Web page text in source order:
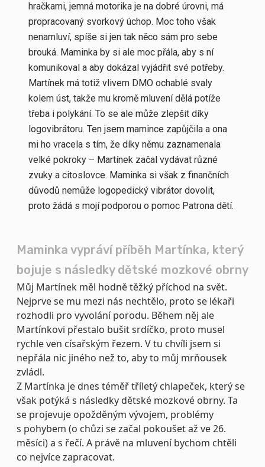
hračkami, jemná motorika je na dobré úrovni, má
propracovaný svorkový úchop. Moc toho však
nenamluví, spíše si jen tak něco sám pro sebe
brouká. Maminka by si ale moc přála, aby s ní
komunikoval a aby dokázal vyjádřit své potřeby.
Martínek má totiž vlivem DMO ochablé svaly
kolem úst, takže mu kromě mluvení dělá potíže
třeba i polykání. To se ale může zlepšit díky
logovibrátoru. Ten jsem mamince zapůjčila a ona
mi ho vracela s tím, že díky němu zaznamenala
velké pokroky – Martínek začal vydávat různé
zvuky a citoslovce. Maminka si však z finančních
důvodů nemůže logopedický vibrátor dovolit,
proto žádá s mojí podporou o pomoc Patrona dětí.
Maminka vypráví příběh Martínka, který
bojuje s následky dětské mozkové obrny
Můj Martínek měl hodně těžký příchod na svět.
Nejprve se mu mezi nás nechtělo, proto se lékaři
rozhodli pro vyvolání porodu. Během něj ale
Martínkovi přestalo bušit srdíčko, proto musel
rychle ven císařským řezem. V tu chvíli jsem si
nepřála nic jiného než to, aby to můj mrňousek
zvládl.
Z Martínka je dnes téměř tříletý chlapeček, který se
však potýká s následky dětské mozkové obrny. Ta
se projevuje opožděným vývojem, problémy
s pohybem (o chůzi se začal pokoušet až ve 26.
měsíci) a s řečí. A právě na mluvení bychom chtěli
co nejvíce zapracovat.